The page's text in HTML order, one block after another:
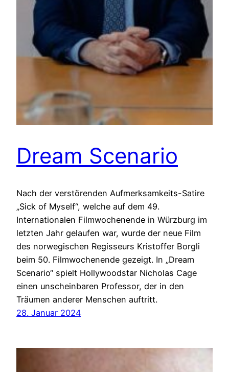
Dream Scenario
Nach der verstörenden Aufmerksamkeits-Satire
„Sick of Myself“, welche auf dem 49.
Internationalen Filmwochenende in Würzburg im
letzten Jahr gelaufen war, wurde der neue Film
des norwegischen Regisseurs Kristoffer Borgli
beim 50. Filmwochenende gezeigt. In „Dream
Scenario“ spielt Hollywoodstar Nicholas Cage
einen unscheinbaren Professor, der in den
Träumen anderer Menschen auftritt.
28. Januar 2024